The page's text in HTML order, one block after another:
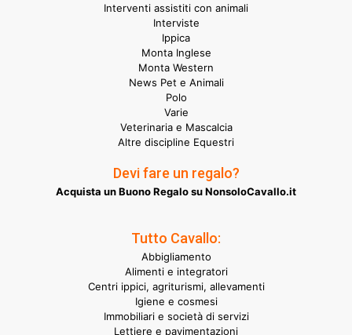
Interventi assistiti con animali
Interviste
Ippica
Monta Inglese
Monta Western
News Pet e Animali
Polo
Varie
Veterinaria e Mascalcia
Altre discipline Equestri
Devi fare un regalo?
Acquista un Buono Regalo su NonsoloCavallo.it
Tutto Cavallo:
Abbigliamento
Alimenti e integratori
Centri ippici, agriturismi, allevamenti
Igiene e cosmesi
Immobiliari e società di servizi
Lettiere e pavimentazioni